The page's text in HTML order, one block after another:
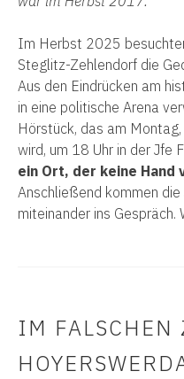
Im Herbst 2025
Steglitz-Zehlendorf die
Aus den Eindrücken am
in eine politische Arena
Hörstück, das am
wird, um 18 Uhr in der Jfe
ein Ort, der keine Hand
Anschließend kommen
miteinander ins Gespräch.
IM FALSCHEN